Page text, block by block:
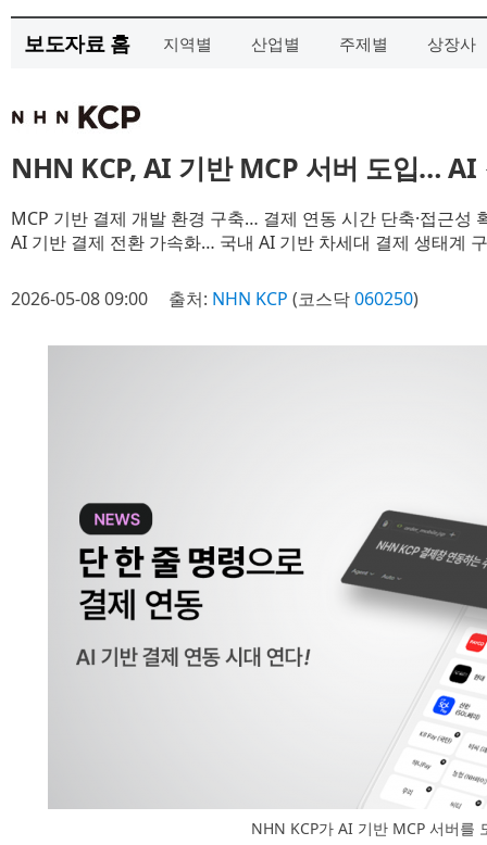
보도자료 홈 지역별 산업별 주제별 상장사
NHN KCP, AI 기반 MCP 서버 도입… AI
MCP 기반 결제 개발 환경 구축… 결제 연동 시간 단축·접근성
AI 기반 결제 전환 가속화… 국내 AI 기반 차세대 결제 생태계
2026-05-08 09:00 출처: NHN KCP (코스닥060250)
NHN KCP가 AI 기반 MCP 서버를